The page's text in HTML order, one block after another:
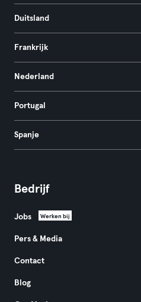
Duitsland
Frankrijk
Nederland
Portugal
Spanje
Bedrijf
Jobs Werken bij
Pers & Media
Contact
Blog